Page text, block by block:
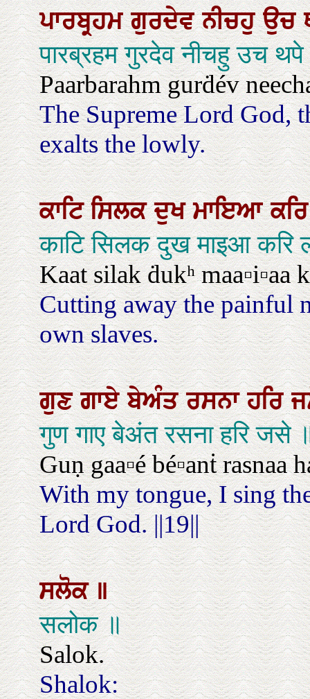
ਪਾਰਬ੍ਰਹਮਗੁਰਦੇਵਨੀਚਹੁਉਚ
पारब्रहम गुरदेव नीचहु उच
Paarbarahm gurḋév
The Supreme Lord God,
exalts the lowly.
ਕਾਟਿਸਿਲਕਦੁਖਮਾਇਆ
काटि सिलक दुख माइआ करि
Kaat silak ḋukʰ maa▫i▫aa
Cutting away the painful
own slaves.
ਗੁਣਗਾਏਬੇਅੰਤਰਸਨਾਹਰਿ
गुण गाए बेअंत रसना हरि जसे
Guṇ gaa▫é bé▫anṫ rasnaa
With my tongue, I sing
Lord God. ||19||
ਸਲੋਕ॥
सलोक ॥
Salok.
Shalok: